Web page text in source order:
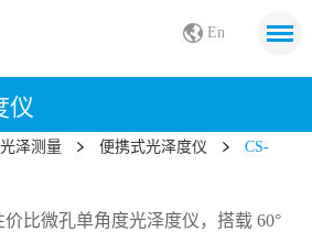
En
仪
光泽测量 便携式光泽度仪
CS-
价比微孔单角度光泽度仪，搭载 60°